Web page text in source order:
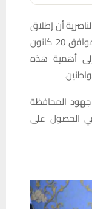
أن إطلاق
الرابط سيكون ابتداء من اليوم الثلاثاء الموافق 20 كانون
إلى أهمية هذه
المحافظة
في الحصول على